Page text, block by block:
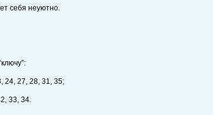
себя неуютно.
24, 27, 28, 31, 35;
33, 34.